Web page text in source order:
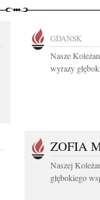
GDAŃSK
Nasze
wyrazy
ZOFIA
Naszej
głębokiego